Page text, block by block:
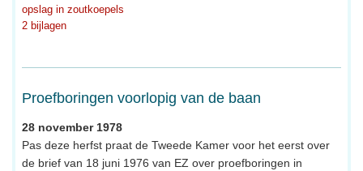
opslag in zoutkoepels
2 bijlagen
Proefboringen voorlopig van de baan
28 november 1978
Pas deze herfst praat de Tweede Kamer voor het eerst over
de brief van 18 juni 1976 van EZ over proefboringen in